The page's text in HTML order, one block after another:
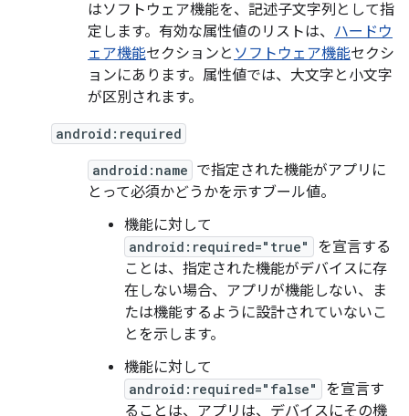
はソフトウェア機能を、記述子文字列として指
定します。有効な属性値のリストは、 ハードウ
ェア機能セクションと ソフトウェア機能セクシ
ョンにあります。属性値では、大文字と小文字
が区別されます。
android:required
android:name で指定された機能がアプリに
とって必須かどうかを示すブール値。
機能に対して
android:required="true"
を宣言する
ことは、指定された機能がデバイスに存
在しない場合、アプリが機能しない、ま
たは機能するように設計されていない こ
とを示します。
機能に対して
android:required="false"
を宣言す
ることは、アプリは、デバイスにその機